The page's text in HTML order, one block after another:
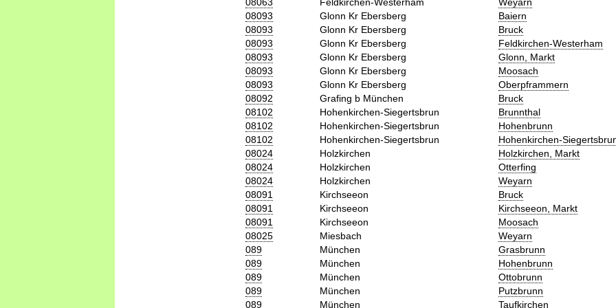
08093
Glonn Kr Ebersberg
Baiern
08093
Glonn Kr Ebersberg
Bruck
08093
Glonn Kr Ebersberg
Feldkirchen-Westerham
08093
Glonn Kr Ebersberg
Glonn, Markt
08093
Glonn Kr Ebersberg
Moosach
08093
Glonn Kr Ebersberg
Oberpframmern
08092
Grafing b München
Bruck
08102
Hohenkirchen-Siegertsbrun
Brunnthal
08102
Hohenkirchen-Siegertsbrun
Hohenbrunn
08102
Hohenkirchen-Siegertsbrun
Hohenkirchen-
08024
Holzkirchen
Holzkirchen, Markt
08024
Holzkirchen
Otterfing
08024
Holzkirchen
Weyarn
08091
Kirchseeon
Bruck
08091
Kirchseeon
Kirchseeon, Markt
08091
Kirchseeon
Moosach
08025
Miesbach
Weyarn
089
München
Grasbrunn
089
München
Hohenbrunn
089
München
Ottobrunn
089
München
Putzbrunn
089
München Taufkirchen